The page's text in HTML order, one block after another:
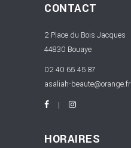
CONTACT
2 Place du Bois Jacques
44830 Bouaye
02 40 65 45 87
asaliah-beaute@orange.fr
HORAIRES